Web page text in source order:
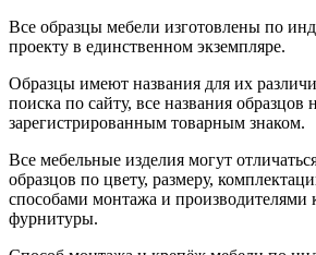
Все образцы мебели изготовлены по
проекту в единственном экземпляре.
Образцы имеют названия для их
поиска по сайту, все названия образцов
зарегистрированным товарным знаком.
Все мебельные изделия могут
образцов по цвету, размеру,
способами монтажа и
фурнитуры.